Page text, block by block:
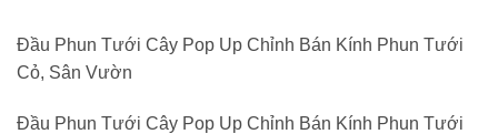
Đầu Phun Tưới Cây Pop Up Chỉnh Bán Kính Phun Tưới
Cỏ, Sân Vườn
Đầu Phun Tưới Cây Pop Up Chỉnh Bán Kính Phun Tưới